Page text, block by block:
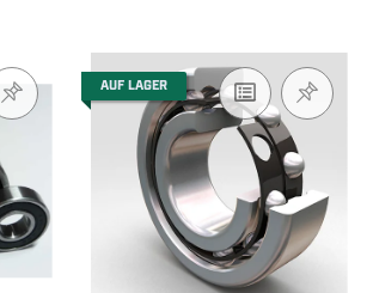
AUF LAGER